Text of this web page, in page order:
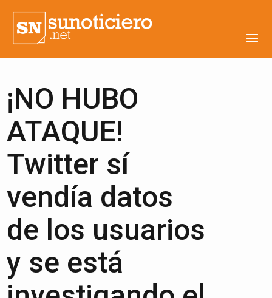
¡NO HUBO
ATAQUE!
Twitter sí
vendía datos
de los usuarios
y se está